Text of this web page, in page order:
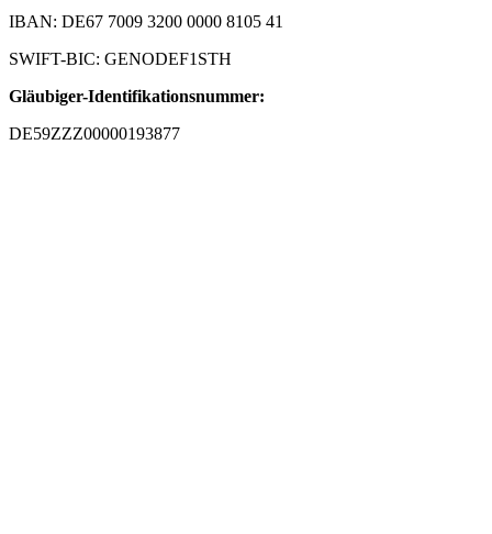
IBAN: DE67 7009 3200 0000 8105 41
SWIFT-BIC: GENODEF1STH
Gläubiger-Identifikationsnummer:
DE59ZZZ00000193877